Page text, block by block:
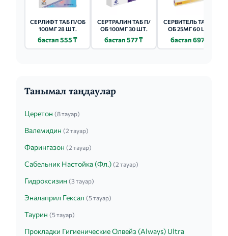
СЕРЛИФТ ТАБ П/ОБ
100МГ 28 ШТ.
бастап 555 ₸
СЕРТРАЛИН ТАБ П/
ОБ 100МГ 30 ШТ.
бастап 577 ₸
СЕРВИТЕЛЬ ТАБ П/
ОБ 25МГ 60 ШТ.
бастап 697 ₸
Танымал таңдаулар
Церетон (8 тауар)
Валемидин (2 тауар)
Фарингазон (2 тауар)
Сабельник Настойка (Фл.) (2 тауар)
Гидроксизин (3 тауар)
Эналаприл Гексал (5 тауар)
Таурин (5 тауар)
Прокладки Гигиенические Олвейз (Always) Ultra